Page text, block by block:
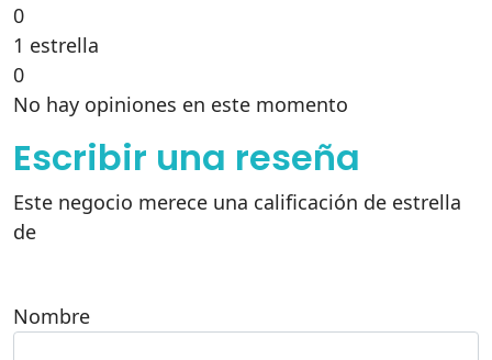
0
1 estrella
0
No hay opiniones en este momento
Escribir una reseña
Este negocio merece una calificación de estrella
de
Nombre